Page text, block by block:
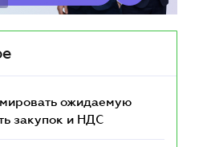
ожидаемую
закупок и НДС